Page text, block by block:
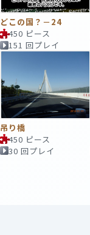
どこの国？－24
450 ピース
151 回プレイ
吊り橋
450 ピース
30 回プレイ